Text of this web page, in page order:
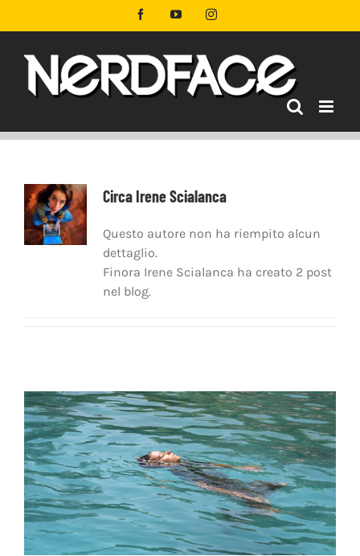
al
FacebookYouTubeInstagram
CircaIrene Scialanca
Questo autore non ha riempito alcun
dettaglio.
Finora Irene Scialanca ha creato 2 post
nel blog.